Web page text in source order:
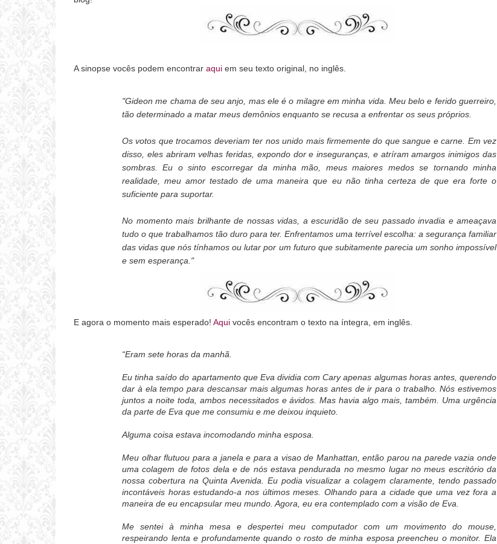
A sinopse vocês podem encontrar aqui em seu texto original, no inglês.
"Gideon me chama de seu anjo, mas ele é o milagre em minha vida. Meu belo e ferido guerreiro,
tão determinado a matar meus demônios enquanto se recusa a enfrentar os seus próprios.
Os votos que trocamos deveriam ter nos unido mais firmemente do que sangue e carne. Em vez
disso, eles abriram velhas feridas, expondo dor e inseguranças, e atríram amargos inimigos das
sombras. Eu o sinto escorregar da minha mão, meus maiores medos se tornando minha
realidade, meu amor testado de uma maneira que eu não tinha certeza de que era forte o
suficiente para suportar.
No momento mais brilhante de nossas vidas, a escuridão de seu passado invadia e ameaçava
tudo o que trabalhamos tão duro para ter. Enfrentamos uma terrível escolha: a segurança familiar
das vidas que nós tínhamos ou lutar por um futuro que subitamente parecia um sonho impossível
e sem esperança."
E agora o momento mais esperado! Aqui vocês encontram o texto na íntegra, em inglês.
“Eram sete horas da manhã.
Eu tinha saído do apartamento que Eva dividia com Cary apenas algumas horas antes, querendo
dar à ela tempo para descansar mais algumas horas antes de ir para o trabalho. Nós estivemos
juntos a noite toda, ambos necessitados e ávidos. Mas havia algo mais, também. Uma urgência
da parte de Eva que me consumiu e me deixou inquieto.
Alguma coisa estava incomodando minha esposa.
Meu olhar flutuou para a janela e para a visao de Manhattan, então parou na parede vazia onde
uma colagem de fotos dela e de nós estava pendurada no mesmo lugar no meus escritório da
nossa cobertura na Quinta Avenida. Eu podia visualizar a colagem claramente, tendo passado
incontáveis horas estudando-a nos últimos meses. Olhando para a cidade que uma vez fora a
maneira de eu encapsular meu mundo. Agora, eu era contemplado com a visão de Eva.
Me sentei à minha mesa e despertei meu computador com um movimento do mouse,
respeirando lenta e profundamente quando o rosto de minha esposa preencheu o monitor. Ela